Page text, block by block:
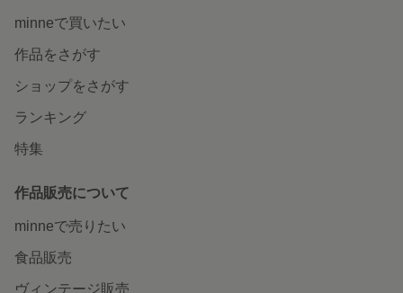
minneで買いたい
作品をさがす
ショップをさがす
ランキング
特集
作品販売について
minneで売りたい
食品販売
ヴィンテージ販売